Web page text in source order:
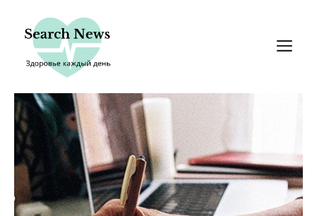
содержимому